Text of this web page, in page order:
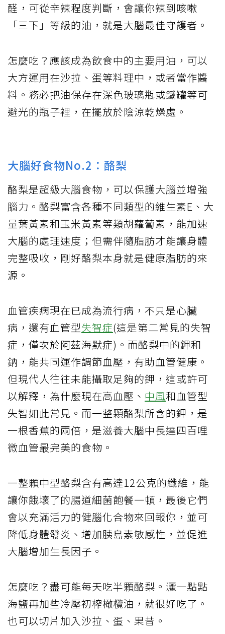
醛，可從辛辣程度判斷，會讓你辣到咳嗽
「三下」等級的油，就是大腦最佳守護者。
怎麼吃？應該成為飲食中的主要用油，可以
大方運用在沙拉、蛋等料理中，或者當作醬
料。務必把油保存在深色玻璃瓶或鐵罐等可
避光的瓶子裡，在擺放於陰涼乾燥處。
大腦好食物No.2：酪梨
酪梨是超級大腦食物，可以保護大腦並增強
腦力。酪梨富含各種不同類型的維生素E、大
量葉黃素和玉米黃素等類胡蘿蔔素，能加速
大腦的處理速度；但需伴隨脂肪才能讓身體
完整吸收，剛好酪梨本身就是健康脂肪的來
源。
血管疾病現在已成為流行病，不只是心臟
病，還有血管型失智症(這是第二常見的失智
症，僅次於阿茲海默症)。而酪梨中的鉀和
鈉，能共同運作調節血壓，有助血管健康。
但現代人往往未能攝取足夠的鉀，這或許可
以解釋，為什麼現在高血壓、 中風和血管型
失智如此常見。而一整顆酪梨所含的鉀，是
一根香蕉的兩倍，是滋養大腦中長達四百哩
微血管最完美的食物。
一整顆中型酪梨含有高達12公克的纖維，能
讓你餓壞了的腸道細菌飽餐一頓，最後它們
會以充滿活力的健腦化合物來回報你，並可
降低身體發炎、增加胰島素敏感性，並促進
大腦增加生長因子。
怎麼吃？盡可能每天吃半顆酪梨。灑一點點
海鹽再加些冷壓初榨橄欖油，就很好吃了。
也可以切片加入沙拉、蛋、果昔。